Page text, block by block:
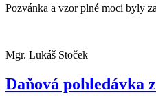
Pozvánka a vzor plné moci byly
Mgr. Lukáš Stoček
Daňová pohledávka